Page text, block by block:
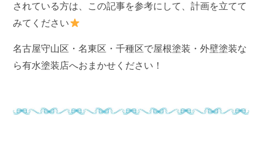
されている方は、この記事を参考にして、計画を立てて
みてください
名古屋守山区・名東区・千種区で屋根塗装・外壁塗装な
ら有水塗装店へおまかせください！